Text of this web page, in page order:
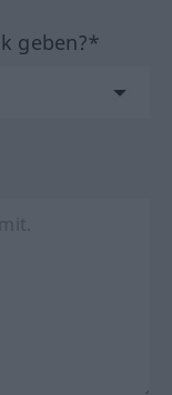
geben?*